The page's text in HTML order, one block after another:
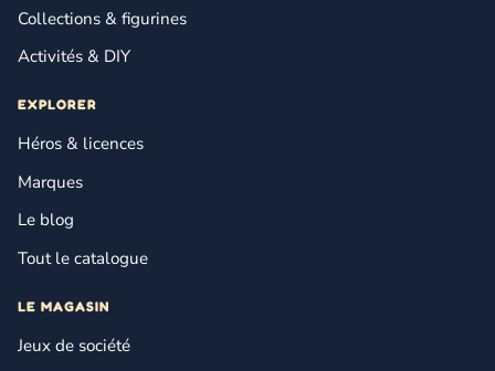
Collections & figurines
Activités & DIY
EXPLORER
Héros & licences
Marques
Le blog
Tout le catalogue
LE MAGASIN
Jeux de société